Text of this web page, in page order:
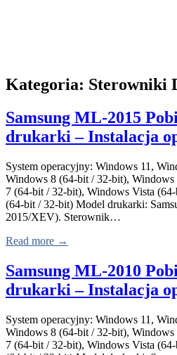
Kategoria: Sterowniki
Samsung ML-2015
drukarki – Instalacja
System operacyjny: Windows 11,
Windows 8 (64-bit / 32-bit),
7 (64-bit / 32-bit), Windows Vista
(64-bit / 32-bit) Model drukarki:
2015/XEV). Sterownik…
Read more →
Samsung ML-2010
drukarki – Instalacja
System operacyjny: Windows 11,
Windows 8 (64-bit / 32-bit),
7 (64-bit / 32-bit), Windows Vista